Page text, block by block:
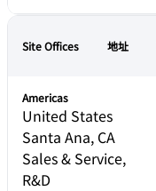
Site Offices 地址
Americas
United States
Santa Ana, CA
Sales & Service,
R&D